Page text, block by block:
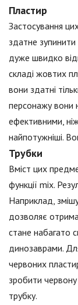
Пластир
Застосування
здатне
дуже швидко
складі жовтих
вони здатні
персонажу вони
ефективними, ніж
найпотужніші.
Трубки
Вміст цих
функції mix.
Наприклад,
дозволяє
стане набагато
динозаврами.
червоних
зробити
трубку.